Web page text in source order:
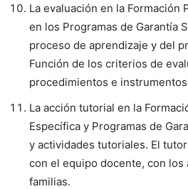
La evaluación en la Formación
en los Programas de Garantía
proceso de aprendizaje y del
Función de los criterios de
procedimientos e
La acción tutorial en la
Específica y Programas de
y actividades tutoriales. El
con el equipo docente, con los
familias.